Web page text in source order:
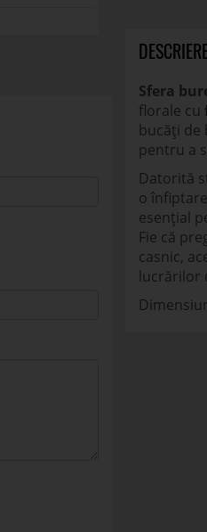
Sfera
florale cu
bucăți de
pentru a
Datorită
o
esențial
Fie că
casnic,
lucrărilor